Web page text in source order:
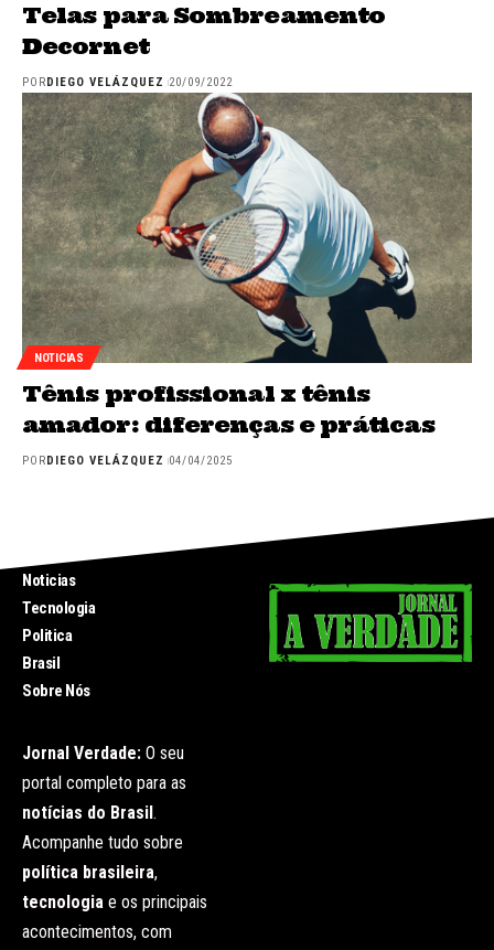
Telas para Sombreamento
Decornet
POR DIEGO VELÁZQUEZ 20/09/2022
NOTICIAS
Tênis profissional x tênis
amador: diferenças e práticas
POR DIEGO VELÁZQUEZ 04/04/2025
Noticias
Tecnologia
Politica
Brasil
Sobre Nós
Jornal Verdade: O seu
portal completo para as
notícias do Brasil .
Acompanhe tudo sobre
política brasileira,
tecnologia e os principais
acontecimentos, com